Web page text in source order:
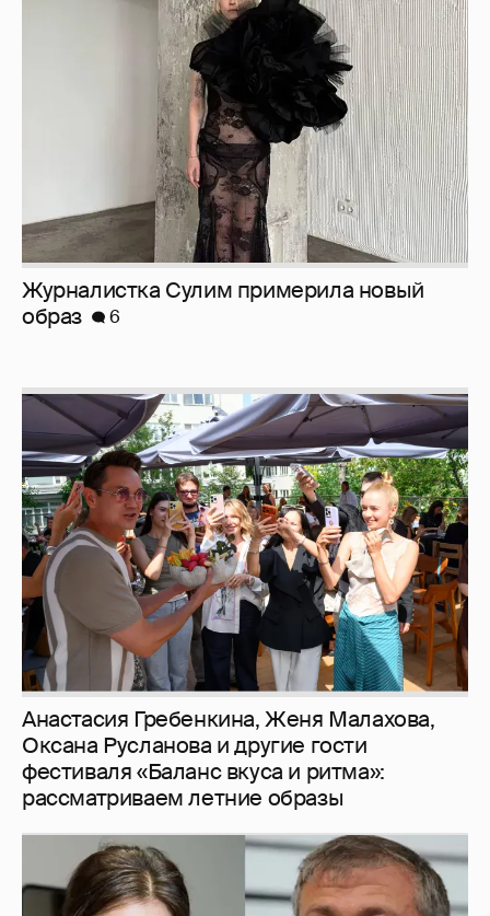
Журналистка Сулим примерила новый
Анастасия Гребенкина, Женя Малахова,
Оксана Русланова и другие гости
фестиваля «Баланс вкуса и ритма»:
рассматриваем летние образы
И снова невеста 357